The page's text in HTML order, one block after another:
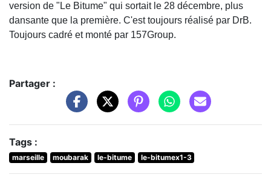
version de "Le Bitume" qui sortait le 28 décembre, plus
dansante que la première. C'est toujours réalisé par DrB.
Toujours cadré et monté par 157Group.
Partager :
Tags :
marseille moubarak le-bitume le-bitumex1-3